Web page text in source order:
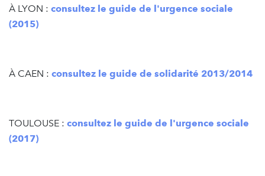
À LYON : consultez le guide de l'urgence sociale
(2015)
À CAEN : consultez le guide de solidarité 2013/2014
TOULOUSE : consultez le guide de l'urgence sociale
(2017)